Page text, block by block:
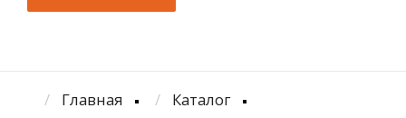
Главная
Каталог